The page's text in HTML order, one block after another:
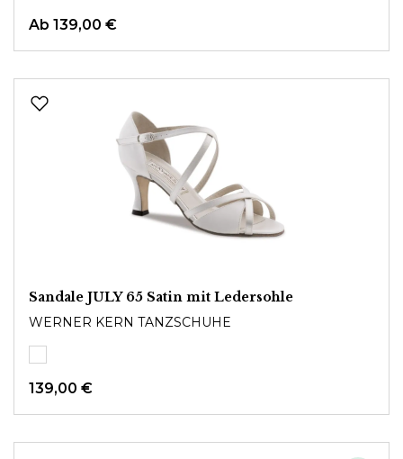
Ab 139,00 €
Sandale JULY 65 Satin mit Ledersohle
WERNER KERN TANZSCHUHE
139,00 €